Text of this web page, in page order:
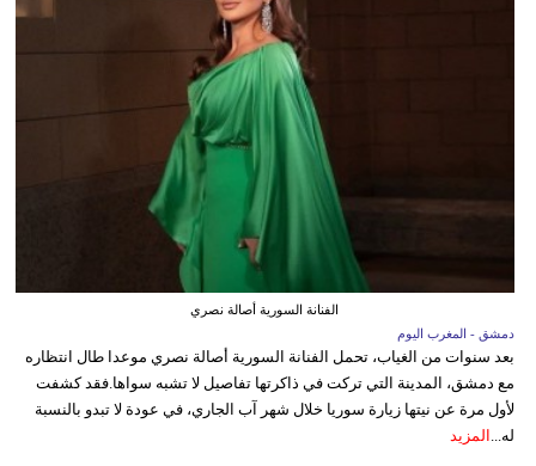
الفنانة السورية أصالة نصري
دمشق - المغرب اليوم
بعد سنوات من الغياب، تحمل الفنانة السورية أصالة نصري موعدا طال انتظاره
مع دمشق، المدينة التي تركت في ذاكرتها تفاصيل لا تشبه سواها.فقد كشفت
لأول مرة عن نيتها زيارة سوريا خلال شهر آب الجاري، في عودة لا تبدو بالنسبة
له... المزيد